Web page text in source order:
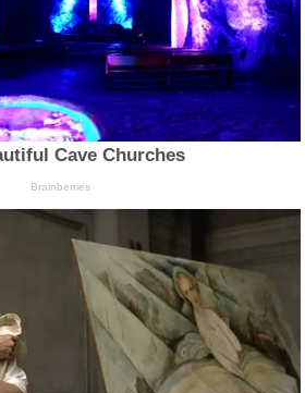
Cave Churches
Brainberries